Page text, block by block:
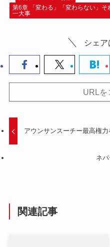
第6章 「変わる」「変わらない」
一大事
シェ
URLを
アウンサンスーチー最高権
ネ
関連記事